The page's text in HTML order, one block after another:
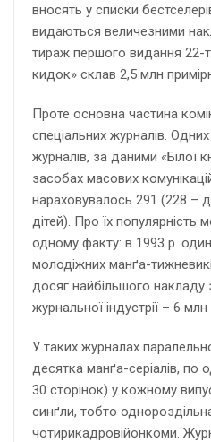
вносять у списки
видаються величезними
тираж першого видання 22-
кидок» склав 2,5 млн
Проте основна частина
спеціальних журналів.
журналів, за даними «Білої
засобах масових
нараховувалось 291 (228 –
дітей). Про їх
одному факту: в 1993 р.
молодіжних манґа-
досяг найбільшого накладу
журнальної індустрії – 6
У таких журналах
десятка манґа-серіалів, по
30 сторінок) у кожному
синґли, тобто
чотирикадровійонкоми.